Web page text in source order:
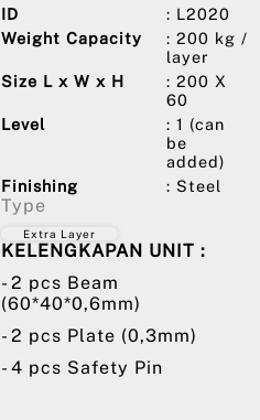
ID
: L2020
Weight Capacity
: 200 kg /
layer
Size L x W x H
: 200 X
60
Level
: 1 (can
be
added)
Finishing
: Steel
Type
Extra Layer
KELENGKAPAN UNIT :
- 2 pcs Beam
(60*40*0,6mm)
- 2 pcs Plate (0,3mm)
- 4 pcs Safety Pin